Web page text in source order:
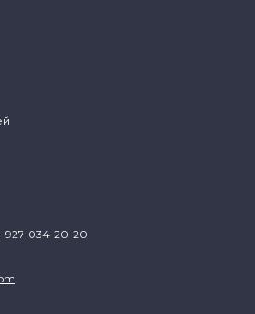
927-034-20-20